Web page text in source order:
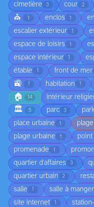
cimetière 3 cour 2
⛪ 1 enclos 1
escalier extérieur 1
espace de loisirs 1
espace intérieur 1
étable 1 front de mer
🚉 1 habitation 1
🏠 14 intérieur
🏛️ 5 parc 3
place urbaine 1 plage
plage urbaine 1 point
promenade 1
quartier d'affaires 3
quartier urbain 2
salle 1 salle à manger
site internet 1